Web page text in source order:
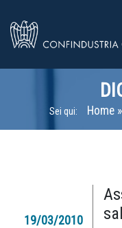
Sei qui: Home »
19/03/2010